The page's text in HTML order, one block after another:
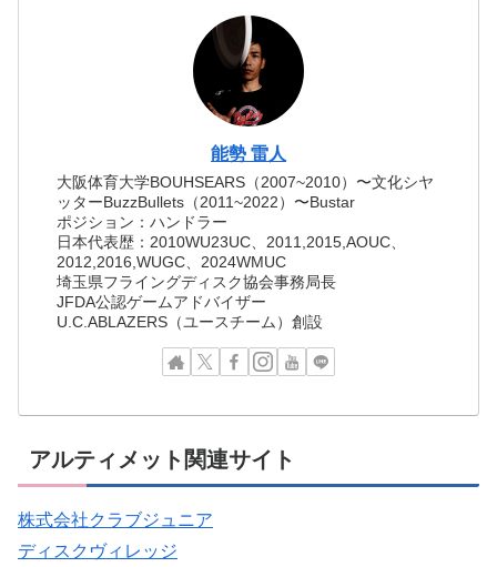
能勢 雷人
大阪体育大学BOUHSEARS（2007~2010）〜文化シヤ
ッターBuzzBullets（2011~2022）〜Bustar
ポジション：ハンドラー
日本代表歴：2010WU23UC、2011,2015,AOUC、
2012,2016,WUGC、2024WMUC
埼玉県フライングディスク協会事務局長
JFDA公認ゲームアドバイザー
U.C.ABLAZERS（ユースチーム）創設
アルティメット関連サイト
株式会社クラブジュニア
ディスクヴィレッジ